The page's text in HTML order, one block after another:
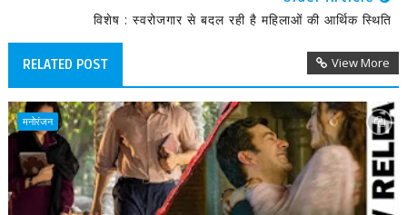
विशेष : स्वरोजगार से बदल रही है महिलाओं की आर्थिक स्थिति
RELATED POST View More
मनोरंजन